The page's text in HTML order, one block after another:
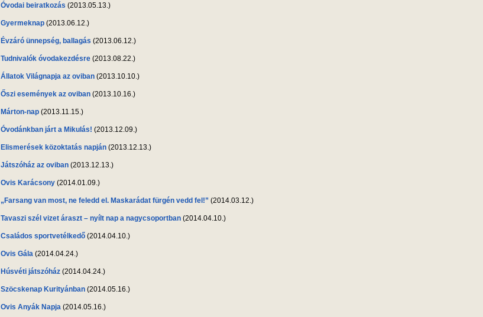
Óvodai beiratkozás (2013.05.13.)
Gyermeknap (2013.06.12.)
Évzáró ünnepség, ballagás (2013.06.12.)
Tudnivalók óvodakezdésre (2013.08.22.)
Állatok Világnapja az oviban (2013.10.10.)
Őszi események az oviban (2013.10.16.)
Márton-nap (2013.11.15.)
Óvodánkban járt a Mikulás! (2013.12.09.)
Elismerések közoktatás napján (2013.12.13.)
Játszóház az oviban (2013.12.13.)
Ovis Karácsony (2014.01.09.)
„Farsang van most, ne feledd el. Maskarádat fürgén vedd fel!” (2014.03.12.)
Tavaszi szél vizet áraszt – nyílt nap a nagycsoportban (2014.04.10.)
Családos sportvetélkedő (2014.04.10.)
Ovis Gála (2014.04.24.)
Húsvéti játszóház (2014.04.24.)
Szöcskenap Kurityánban (2014.05.16.)
Ovis Anyák Napja (2014.05.16.)